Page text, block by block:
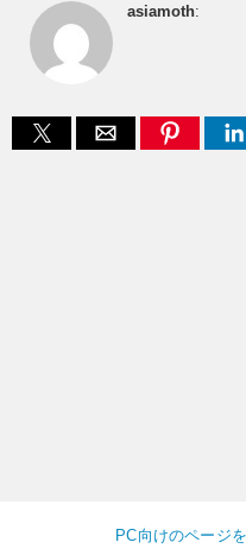
asiamoth:
PC向けのページ